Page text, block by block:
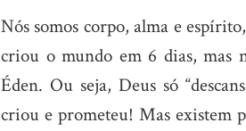
Nós somos corpo, alma e
criou o mundo em 6 dias, mas
Éden. Ou seja, Deus só
criou e prometeu! Mas existem